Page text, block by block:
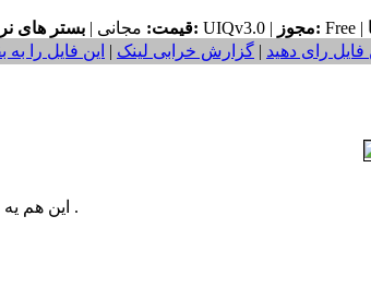
قیمت: مجانی | بستر های نرم افزاری مورد نیاز: UIQv3.0 | مجوز: Free |
فایل رای دهید | گزارش خرابی لینک | این فایل را به
اين هم يه برنامه كاربردي براي كنترل تمام آلارم هايي (زنگ ها) كه تنظيم كرده ايد .